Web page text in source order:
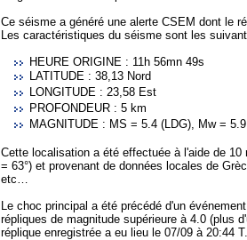
Ce séisme a généré une alerte CSEM dont le
Les caractéristiques du séisme sont les
HEURE ORIGINE : 11h 56mn 49s
LATITUDE : 38,13 Nord
LONGITUDE : 23,58 Est
PROFONDEUR : 5 km
MAGNITUDE : MS = 5.4 (LDG), Mw =
Cette localisation a été effectuée à l'aide de
= 63°) et provenant de données locales de
etc…
Le choc principal a été précédé d'un
répliques de magnitude supérieure à 4.0 (plus
réplique enregistrée a eu lieu le 07/09 à 20:44